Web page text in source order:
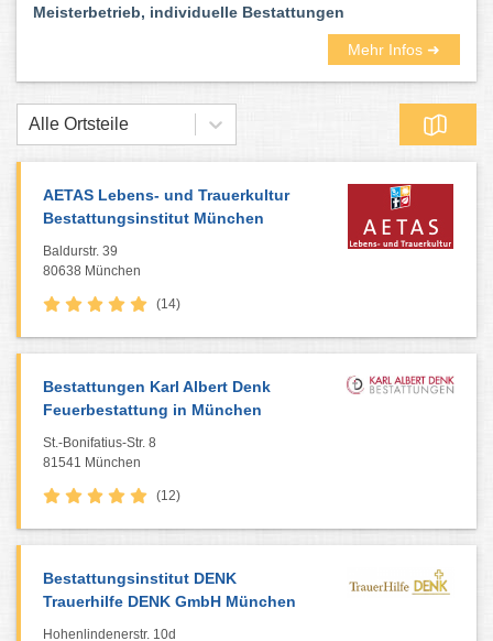
Meisterbetrieb, individuelle Bestattungen
Mehr Infos ➜
Alle Ortsteile
AETAS Lebens- und Trauerkultur
Bestattungsinstitut München
Baldurstr. 39
80638 München
(14)
Bestattungen Karl Albert Denk
Feuerbestattung in München
St.-Bonifatius-Str. 8
81541 München
(12)
Bestattungsinstitut DENK
Trauerhilfe DENK GmbH München
Hohenlindenerstr. 10d